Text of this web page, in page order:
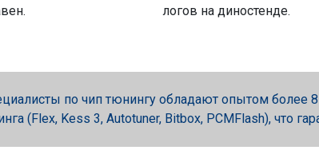
логов на диностенде.
по чип тюнингу обладают опытом более
(Flex, Kess 3, Autotuner, Bitbox, PCMFlash), что